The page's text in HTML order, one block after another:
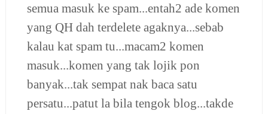
semua masuk ke spam...entah2 ade komen
yang QH dah terdelete agaknya...sebab
kalau kat spam tu...macam2 komen
masuk...komen yang tak lojik pon
banyak...tak sempat nak baca satu
persatu...patut la bila tengok blog...takde